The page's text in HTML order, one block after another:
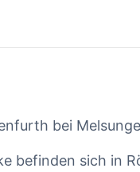
bei
befinden sich in